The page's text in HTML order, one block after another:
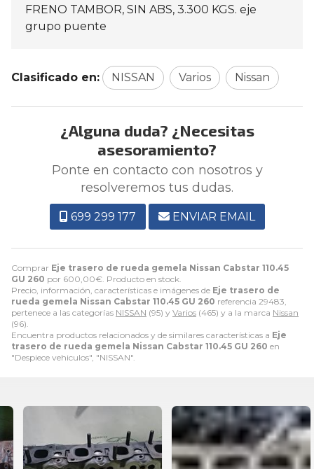
Comprar Eje trasero de rueda gemela Nissan Cabstar 110.45
GU 260 por 600,00€ . Producto en stock.
Precio, información, características e imágenes de Eje trasero de
rueda gemela Nissan Cabstar 110.45 GU 260 referencia 29483,
pertenece a las categorías NISSAN (95) y Varios (465) y a la marca Nissan
(96).
Encuentra productos relacionados y de similares características a Eje
trasero de rueda gemela Nissan Cabstar 110.45 GU 260 en
"Despiece vehiculos", "NISSAN".
FRENO TAMBOR, SIN ABS, 3.300 KGS. eje
grupo puente
Clasificado en: NISSAN Varios Nissan
¿Alguna duda? ¿Necesitas
asesoramiento?
Ponte en contacto con nosotros y
resolveremos tus dudas.
699 299 177 ENVIAR EMAIL